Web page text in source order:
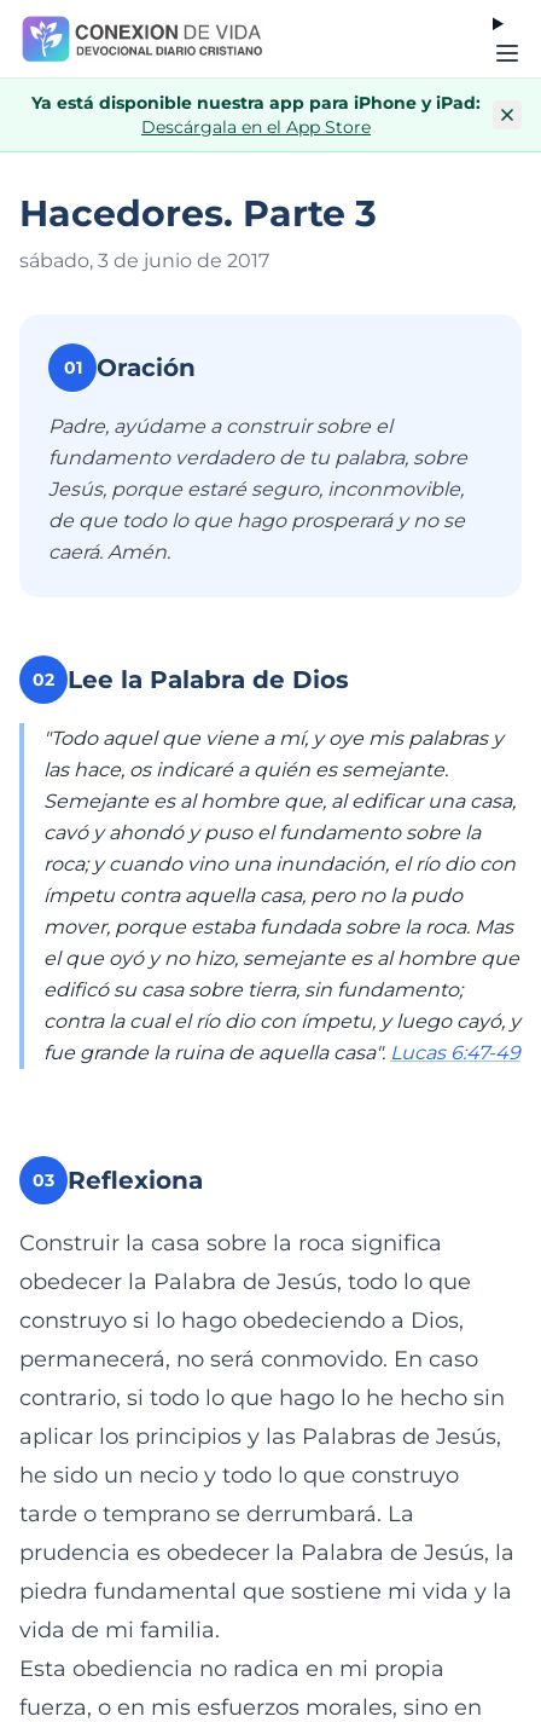
Ya está disponible nuestra app para iPhone y iPad:
Descárgala en el App Store
Hacedores. Parte 3
sábado, 3 de junio de 2017
01 Oración
Padre, ayúdame a construir sobre el
fundamento verdadero de tu palabra, sobre
Jesús, porque estaré seguro, inconmovible,
de que todo lo que hago prosperará y no se
caerá. Amén.
02 Lee la Palabra de Dios
"Todo aquel que viene a mí, y oye mis palabras y
las hace, os indicaré a quién es semejante.
Semejante es al hombre que, al edificar una casa,
cavó y ahondó y puso el fundamento sobre la
roca; y cuando vino una inundación, el río dio con
ímpetu contra aquella casa, pero no la pudo
mover, porque estaba fundada sobre la roca. Mas
el que oyó y no hizo, semejante es al hombre que
edificó su casa sobre tierra, sin fundamento;
contra la cual el río dio con ímpetu, y luego cayó, y
fue grande la ruina de aquella casa". Lucas 6:47-49
03 Reflexiona
Construir la casa sobre la roca significa
obedecer la Palabra de Jesús, todo lo que
construyo si lo hago obedeciendo a Dios,
permanecerá, no será conmovido. En caso
contrario, si todo lo que hago lo he hecho sin
aplicar los principios y las Palabras de Jesús,
he sido un necio y todo lo que construyo
tarde o temprano se derrumbará. La
prudencia es obedecer la Palabra de Jesús, la
piedra fundamental que sostiene mi vida y la
vida de mi familia.
Esta obediencia no radica en mi propia
fuerza, o en mis esfuerzos morales, sino en